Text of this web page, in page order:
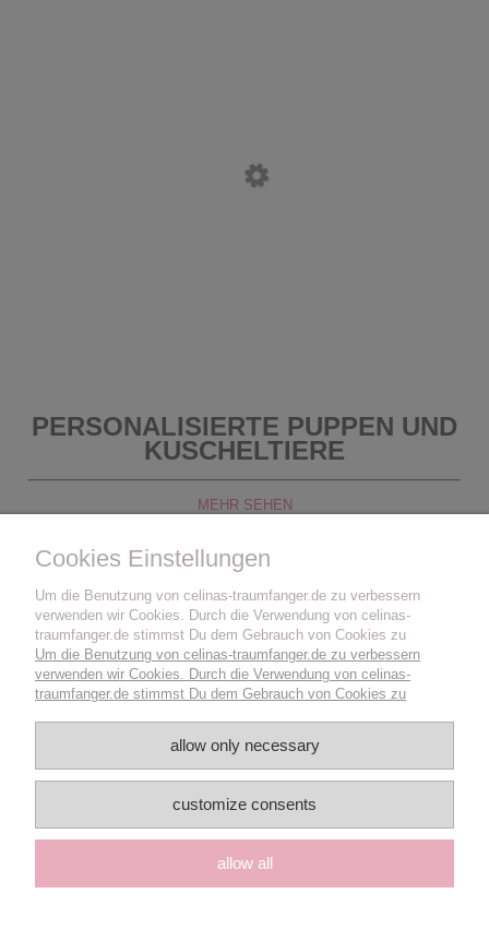
PERSONALISIERTE PUPPEN UND
KUSCHELTIERE
MEHR SEHEN
MEHR ÜBER...
KIDSSTORE
Cookies Einstellungen
Um die Benutzung von celinas-traumfanger.de zu verbessern
verwenden wir Cookies. Durch die Verwendung von celinas-
traumfanger.de stimmst Du dem Gebrauch von Cookies zu
Um die Benutzung von celinas-traumfanger.de zu verbessern
verwenden wir Cookies. Durch die Verwendung von celinas-
traumfanger.de stimmst Du dem Gebrauch von Cookies zu
allow only necessary
customize consents
allow all